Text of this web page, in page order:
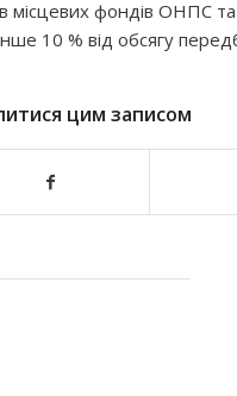
місцевих фондів ОНПС
10 % від обсягу
цим записом